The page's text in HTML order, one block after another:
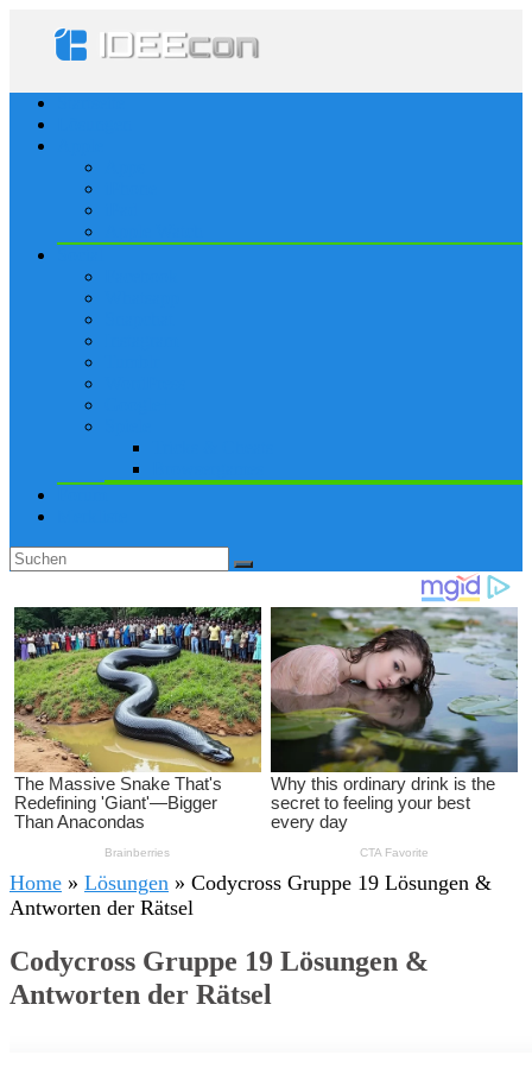
Home » Lösungen » Codycross Gruppe 19 Lösungen &
Antworten der Rätsel
Codycross Gruppe 19 Lösungen &
Antworten der Rätsel